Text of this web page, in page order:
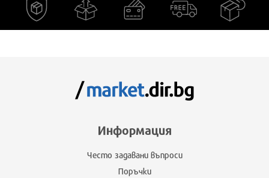
Информация
Често задавани въпроси
Поръчки